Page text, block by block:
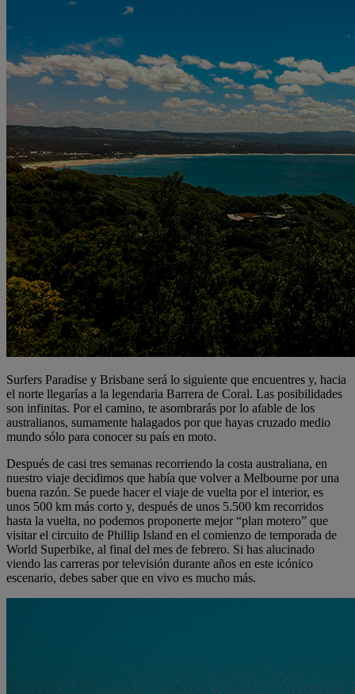
Surfers Paradise y Brisbane será lo siguiente que encuentres y, hacia
el norte llegarías a la legendaria Barrera de Coral. Las posibilidades
son infinitas. Por el camino, te asombrarás por lo afable de los
australianos, sumamente halagados por que hayas cruzado medio
mundo sólo para conocer su país en moto.
Después de casi tres semanas recorriendo la costa australiana, en
nuestro viaje decidimos que había que volver a Melbourne por una
buena razón. Se puede hacer el viaje de vuelta por el interior, es
unos 500 km más corto y, después de unos 5.500 km recorridos
hasta la vuelta, no podemos proponerte mejor “plan motero” que
visitar el circuito de Phillip Island en el comienzo de temporada de
World Superbike, al final del mes de febrero. Si has alucinado
viendo las carreras por televisión durante años en este icónico
escenario, debes saber que en vivo es mucho más.